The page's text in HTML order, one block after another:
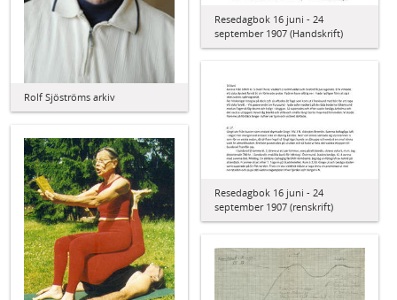
Rolf Sjöströms arkiv
Resedagbok 16 juni - 24
september 1907 (Handskrift)
Resedagbok 16 juni - 24
september 1907 (renskrift)